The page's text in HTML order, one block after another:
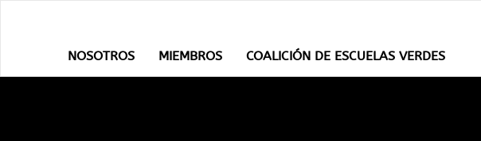
NOSOTROS MIEMBROS COALICIÓN DE ESCUELAS VERDES